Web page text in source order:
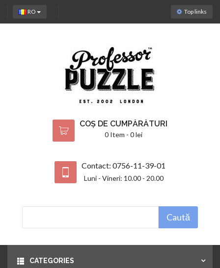
Top links
RO
COȘ DE CUMPĂRĂTURI
0 Item - 0 lei
Contact: 0756-11-39-01
Luni - Vineri: 10.00 - 20.00
Caută
CATEGORIES